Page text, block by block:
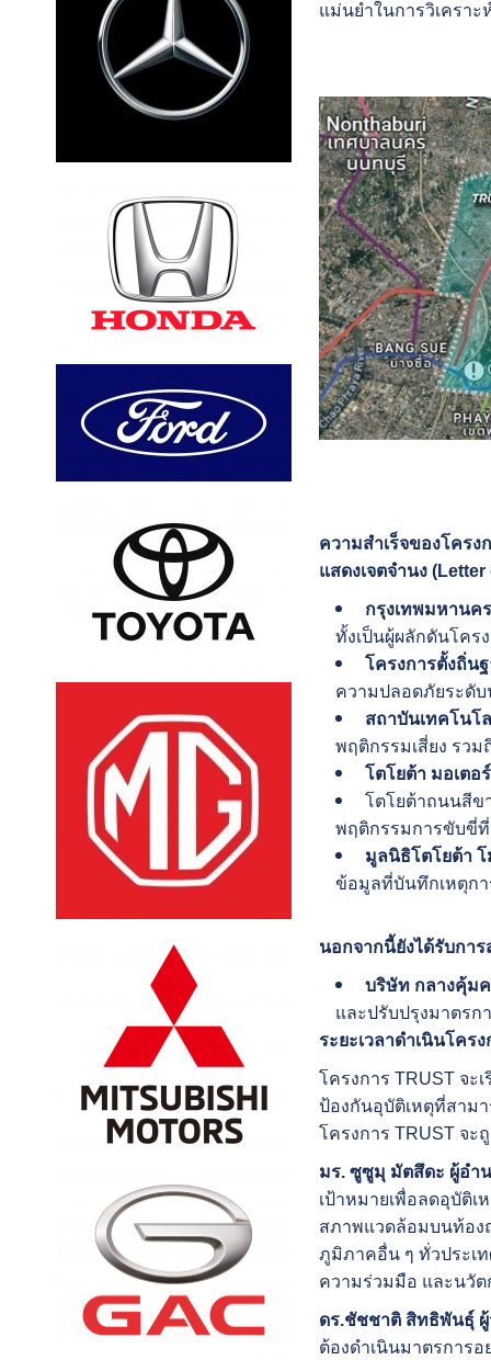
แม่นยำในการวิเครา
ความสำเร็จของโครง
แสดงเจตจำนง
กรุงเทพมหานค
ทั้งเป็นผู้ผลักดันโคร
โครงการตั้งถิ่น
ความปลอดภัยระดั
สถาบันเทคโนโ
พฤติกรรมเสี่ยง รว
โตโยต้า มอเตอ
โตโยต้าถนนสีข
พฤติกรรมการขับขี่ที่
มูลนิธิโตโยต้า
ข้อมูลที่บันทึกเหตุก
นอกจากนี้ยังได้รับกา
บริษัท กลางคุ้ม
และปรับปรุงมาตรก
ระยะเวลาดำเนินโคร
โครงการ TRUST จะ
ป้องกันอุบัติเหตุที่สาม
โครงการ TRUST จ
มร. ซูซูมุ มัตสึดะ ผู้อำ
เป้าหมายเพื่อลดอุบัติ
สภาพแวดล้อมบนท้อง
ภูมิภาคอื่น ๆ ทั่วประเ
ความร่วมมือ และนวัต
ดร.ชัชชาติ สิทธิพันธุ์
ต้องดำเนินมาตรการ